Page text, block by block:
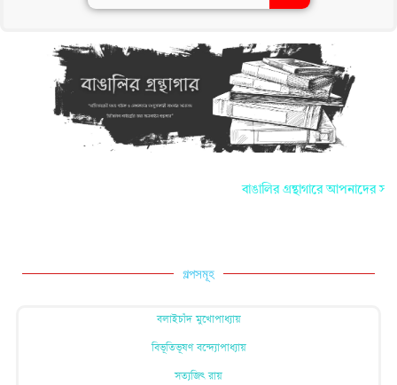
বাঙালির গ্রন্থাগারে আপনাদের সকলকে
গল্পসমূহ
বলাইচাঁদ মুখোপাধ্যায়
বিভূতিভূষণ বন্দ্যোপাধ্যায়
সত্যজিৎ রায়